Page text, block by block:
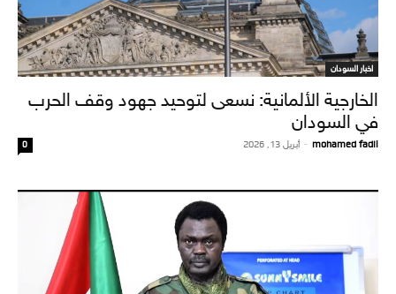
اخبار السودان
الخارجية الألمانية: نسعى لتوحيد جهود وقف الحرب
في السودان
mohamed fadil
- أبريل 13, 2026 0